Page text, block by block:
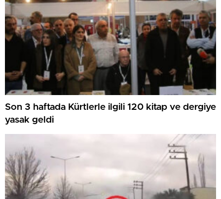
Son 3 haftada Kürtlerle ilgili 120 kitap ve dergiye
yasak geldi